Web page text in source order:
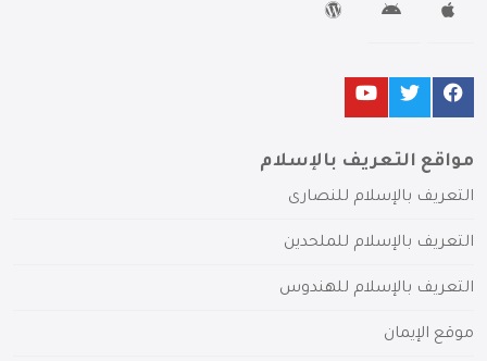
مواقع التعريف بالإسلام
التعريف بالإسلام للنصارى
التعريف بالإسلام للملحدين
التعريف بالإسلام للهندوس
موقع الإيمان